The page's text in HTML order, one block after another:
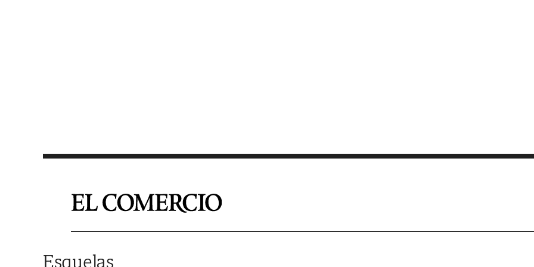
Esquelas